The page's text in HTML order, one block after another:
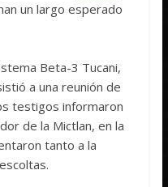
un largo esperado
Beta-3 Tucani,
a una reunión de
testigos informaron
de la Mictlan, en la
tanto a la